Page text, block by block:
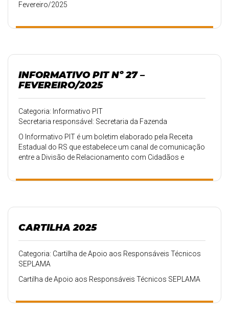
Fevereiro/2025
INFORMATIVO PIT Nº 27 –
FEVEREIRO/2025
Categoria: Informativo PIT
Secretaria responsável: Secretaria da Fazenda
O Informativo PIT é um boletim elaborado pela Receita
Estadual do RS que estabelece um canal de comunicação
entre a Divisão de Relacionamento com Cidadãos e
agregando conhecimento e proporcionando a troca de
CARTILHA 2025
Categoria: Cartilha de Apoio aos Responsáveis Técnicos
SEPLAMA
Cartilha de Apoio aos Responsáveis Técnicos SEPLAMA